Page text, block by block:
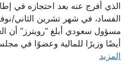
الذي أفرج عنه بعد احتجازه في
الفساد، في شهر تشرين الثاني/
مسؤول سعودي أبلغ “رويترز” أن
أيضًا وزيرًا للمالية وعضوًا في
المزيد